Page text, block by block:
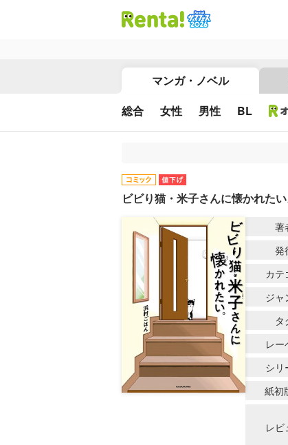
マンガ・ノベル
総合 女性 男性 BL
ビビり猫・米子さんに懐かれたい
著
発
カテ
ジャ
タ
レー
シリ
紙初
レビ